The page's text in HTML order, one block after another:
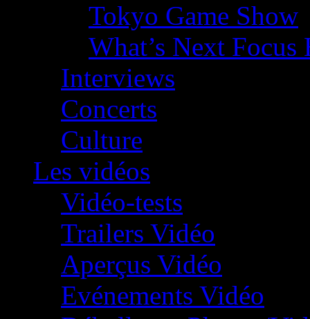
Tokyo Game Show
What’s Next
Interviews
Concerts
Culture
Les vidéos
Vidéo-tests
Trailers Vidéo
Aperçus Vidéo
Evénements Vidéo